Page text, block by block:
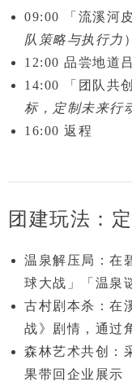
09:00 「流溪河
队策略与执行力 ）
12:00 品尝地道
14:00
「团队共
标，定制未来行
16:00 返程
团建玩法：
温泉解压局 ：在
球大战」「温泉
古村剧本杀 ：在
战》 剧情，通过
森林艺术共创
：
果带回企业展示